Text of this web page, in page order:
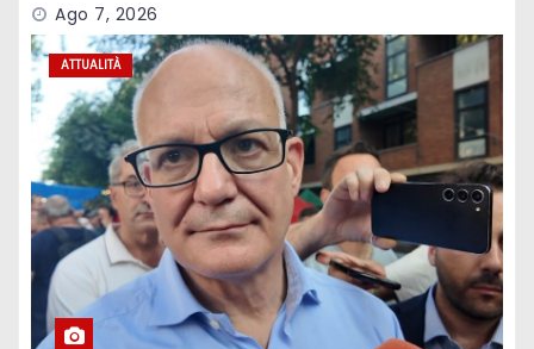
Ago 7, 2026
ATTUALITÀ